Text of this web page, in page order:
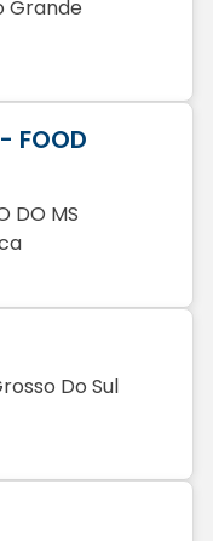
Grande
FOOD
DO MS
Do Sul